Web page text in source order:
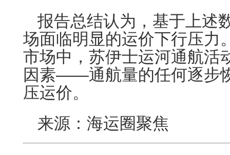
报告总结认为，基于上述
场面临明显的运价下行压力
市场中，苏伊士运河通航活
因素——通航量的任何逐步
压运价。
来源：海运圈聚焦